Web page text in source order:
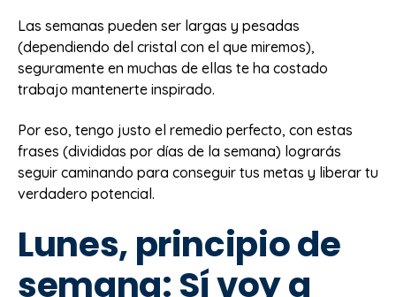
Las semanas pueden ser largas y pesadas
(dependiendo del cristal con el que miremos),
seguramente en muchas de ellas te ha costado
trabajo mantenerte inspirado.
Por eso, tengo justo el remedio perfecto, con estas
frases (divididas por días de la semana) lograrás
seguir caminando para conseguir tus metas y liberar tu
verdadero potencial.
Lunes, principio de
semana: Sí voy a